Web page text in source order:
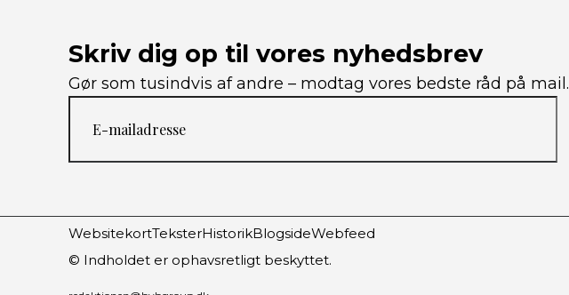
Skriv dig op til vores nyhedsbrev
Gør som tusindvis af andre – modtag vores bedste råd på mail.
© Indholdet er ophavsretligt beskyttet.
WebsitekortTeksterHistorikBlogsideWebfeed